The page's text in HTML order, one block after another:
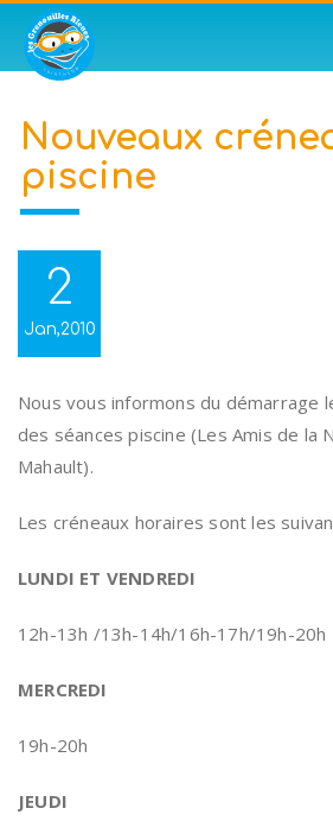
Nouveaux
piscine
2
Jan,2010
Nous vous informons du démarrage
des séances piscine (Les Amis de la
Mahault).
Les créneaux horaires sont les
LUNDI ET VENDREDI
12h-13h /13h-14h/16h-17h/19h-20h
MERCREDI
19h-20h
JEUDI